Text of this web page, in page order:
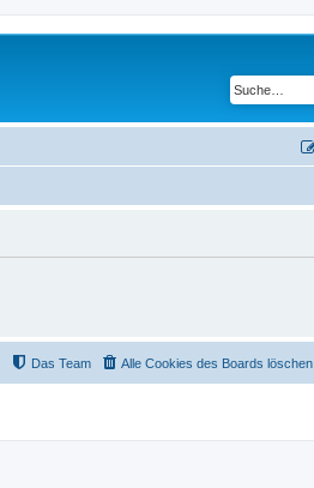
Alle Cookies des Boards löschen
Das Team